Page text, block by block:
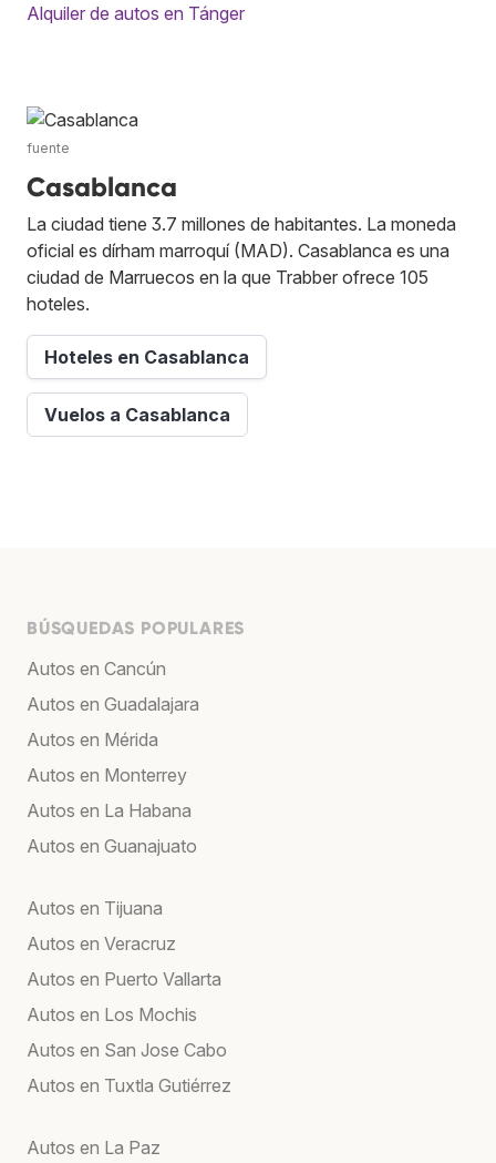
Alquiler de autos en Tánger
fuente
Casablanca
La ciudad tiene 3.7 millones de habitantes. La moneda
oficial es dírham marroquí (MAD). Casablanca es una
ciudad de Marruecos en la que Trabber ofrece 105
hoteles.
Hoteles en Casablanca
Vuelos a Casablanca
BÚSQUEDAS POPULARES
Autos en Cancún
Autos en Guadalajara
Autos en Mérida
Autos en Monterrey
Autos en La Habana
Autos en Guanajuato
Autos en Tijuana
Autos en Veracruz
Autos en Puerto Vallarta
Autos en Los Mochis
Autos en San Jose Cabo
Autos en Tuxtla Gutiérrez
Autos en La Paz